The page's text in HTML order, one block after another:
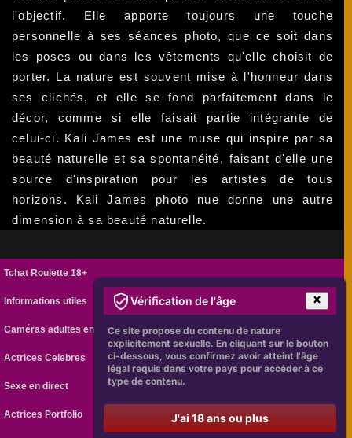
l'objectif. Elle apporte toujours une touche
personnelle à ses séances photo, que ce soit dans
les poses ou dans les vêtements qu'elle choisit de
porter. La nature est souvent mise à l'honneur dans
ses clichés, et elle se fond parfaitement dans le
décor, comme si elle faisait partie intégrante de
celui-ci. Kali James est une muse qui inspire par sa
beauté naturelle et sa spontanéité, faisant d'elle une
source d'inspiration pour les artistes de tous
horizons. Kali James photo nue donne une autre
dimension à sa beauté naturelle.
Tchat Roulette 18+
Informations utiles
Caméras adultes en ligne
Actrices Celebres
Sexe en direct
Actrices Portfolio
Vérification de l'âge
Ce site propose du contenu de nature
explicitement sexuelle. En cliquant sur le bouton
ci-dessous, vous confirmez avoir atteint l'âge
légal requis dans votre pays pour accéder à ce
type de contenu.
J'ai 18 ans ou plus